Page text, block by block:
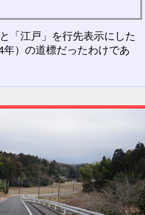
「江戸」を行先表示にした
）の道標だったわけであ